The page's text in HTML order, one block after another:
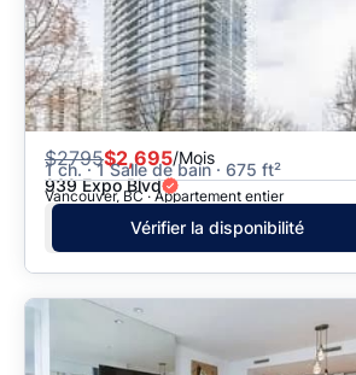
$2795$2,695/Mois
1 ch. · 1 Salle de bain · 675 ft²
939 Expo Blvd
Vancouver, BC · Appartement entier
Vérifier la disponibilité